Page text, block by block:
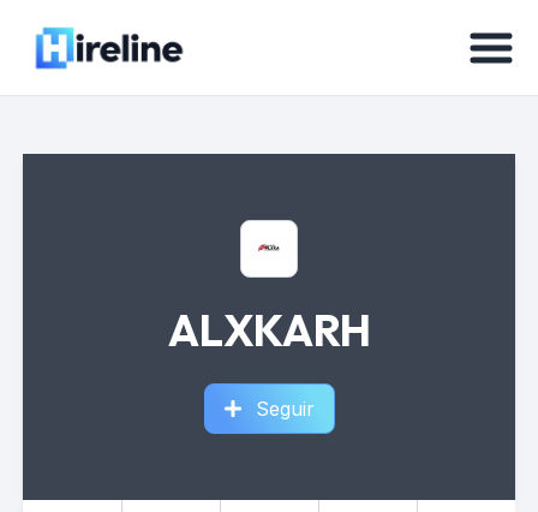
ALXKARH
Seguir